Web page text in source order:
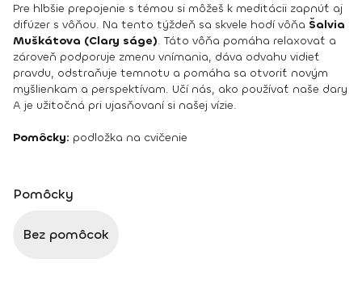
Pre hlbšie prepojenie s témou si môžeš k meditácii zapnúť aj
difúzer s vôňou. Na tento týždeň sa skvele hodí vôňa Šalvia
Muškátova (Clary ságe). Táto vôňa pomáha relaxovať a
zároveň podporuje zmenu vnímania, dáva odvahu vidieť
pravdu, odstraňuje temnotu a pomáha sa otvoriť novým
myšlienkam a perspektívam. Učí nás, ako používať naše dary
A je užitočná pri ujasňovaní si našej vízie.
Pomôcky: podložka na cvičenie
Pomôcky
Bez pomôcok